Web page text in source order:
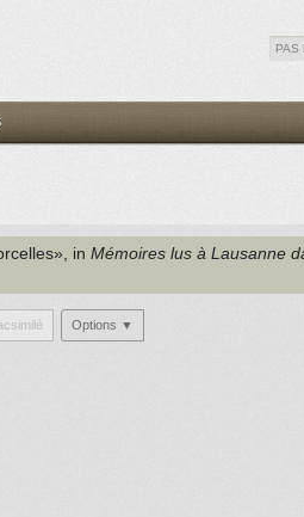
PAS
in Mémoires lus à Lausanne
Options ▼